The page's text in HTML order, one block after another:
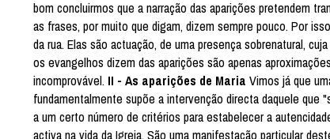
bom concluirmos que a narração das aparições pretendem
as frases, por muito que digam, dizem sempre pouco. Por
da rua. Elas são actuação, de uma presença sobrenatural,
os evangelhos dizem das aparições são apenas
incomprovável. II - As aparições de Maria Vimos já que
fundamentalmente supõe a intervenção directa daquele que
a um certo número de critérios para estabelecer a
activa na vida da Igreja. São uma manifestação particular